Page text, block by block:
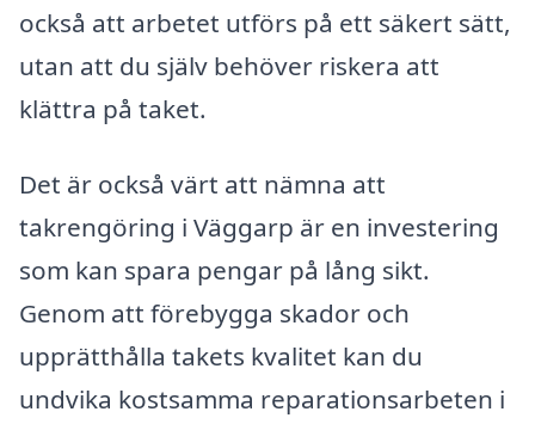
också att arbetet utförs på ett säkert sätt,
utan att du själv behöver riskera att
klättra på taket.
Det är också värt att nämna att
takrengöring i Väggarp är en investering
som kan spara pengar på lång sikt.
Genom att förebygga skador och
upprätthålla takets kvalitet kan du
undvika kostsamma reparationsarbeten i